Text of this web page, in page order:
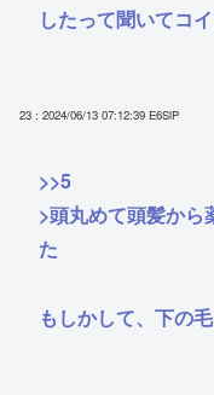
したって聞いてコ
23 : 2024/06/13 07:12:39 E6SlP
>>5
>頭丸めて頭髪から
た
もしかして、下の